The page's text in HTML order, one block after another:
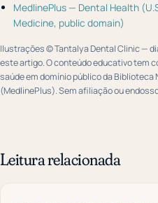
MedlinePlus — Dental Health
Medicine, public domain)
Ilustrações © Tantalya Dental Clinic —
este artigo. O conteúdo educativo tem
saúde em domínio público da Biblioteca
(MedlinePlus). Sem afiliação ou
Leitura relacionada